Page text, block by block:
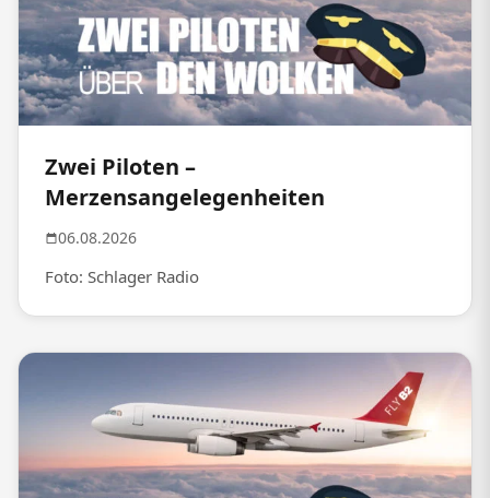
Zwei Piloten –
Merzensangelegenheiten
06.08.2026
Foto: Schlager Radio